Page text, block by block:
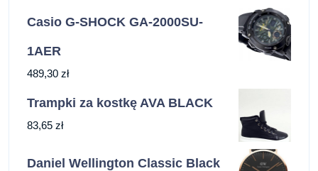
Casio G-SHOCK GA-2000SU-
1AER
489,30 zł
Trampki za kostkę AVA BLACK
83,65 zł
Daniel Wellington Classic Black